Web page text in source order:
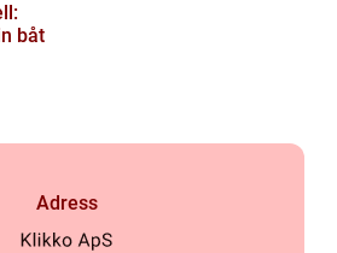
båt
Adress